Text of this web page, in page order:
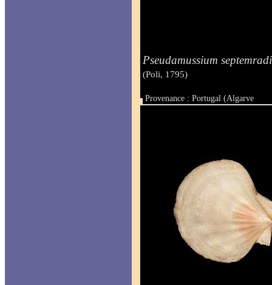
Pseudamussium
(Poli, 1795)
Provenance : Portugal (Algarve
Taille : 30.7 mm